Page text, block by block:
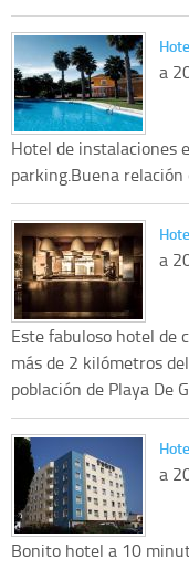
a
Hotel de instalaciones
parking.Buena
a
Este fabuloso hotel de
más de 2 kilómetros
población de Playa De
a
Bonito hotel a 10